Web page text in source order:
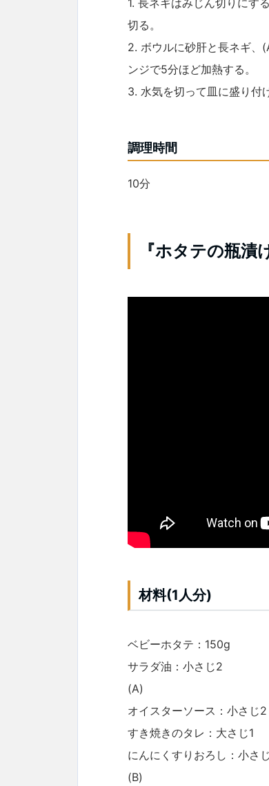
切る。
2. ボウルに砂肝と長ネギ、
ンジで5分ほど加熱する。
3. 水気を切って皿に盛り付
調理時間
10分
『ホタテの瓶漬
材料(1人分)
ベビーホタテ：150g
サラダ油：小さじ2
(A)
オイスターソース：小さじ2
すき焼きのタレ：大さじ1
にんにくすりおろし：小さ
(B)